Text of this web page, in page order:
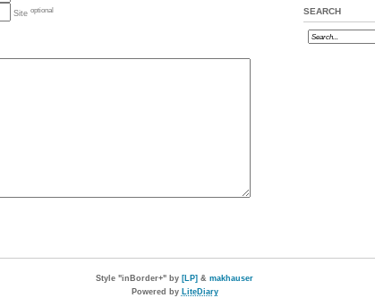
Site optional SEARCH
Style "inBorder+" by [LP] & makhauser
Powered by LiteDiary